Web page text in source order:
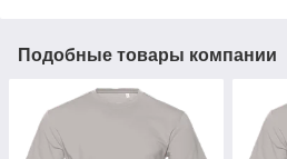
Подобные товары компании